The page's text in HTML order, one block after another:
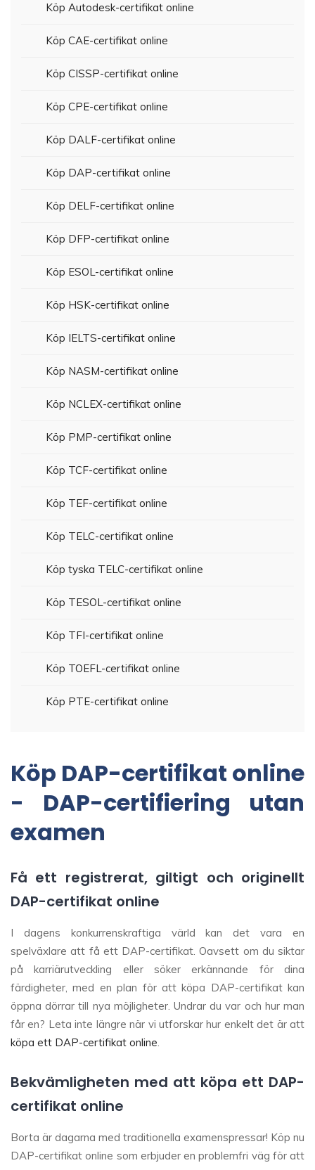
Köp Autodesk-certifikat online
Köp CAE-certifikat online
Köp CISSP-certifikat online
Köp CPE-certifikat online
Köp DALF-certifikat online
Köp DAP-certifikat online
Köp DELF-certifikat online
Köp DFP-certifikat online
Köp ESOL-certifikat online
Köp HSK-certifikat online
Köp IELTS-certifikat online
Köp NASM-certifikat online
Köp NCLEX-certifikat online
Köp PMP-certifikat online
Köp TCF-certifikat online
Köp TEF-certifikat online
Köp TELC-certifikat online
Köp tyska TELC-certifikat online
Köp TESOL-certifikat online
Köp TFI-certifikat online
Köp TOEFL-certifikat online
Köp PTE-certifikat online
Köp DAP-certifikat online
- DAP-certifiering utan
examen
Få ett registrerat, giltigt och originellt
DAP-certifikat online
I dagens konkurrenskraftiga värld kan det vara en
spelväxlare att få ett DAP-certifikat. Oavsett om du siktar
på karriärutveckling eller söker erkännande för dina
färdigheter, med en plan för att köpa DAP-certifikat kan
öppna dörrar till nya möjligheter. Undrar du var och hur man
får en? Leta inte längre när vi utforskar hur enkelt det är att
köpa ett DAP-certifikat online
Bekvämligheten med att köpa ett DAP-
certifikat online
Borta är dagarna med traditionella examenspressar! Köp nu
DAP-certifikat online som erbjuder en problemfri väg för att